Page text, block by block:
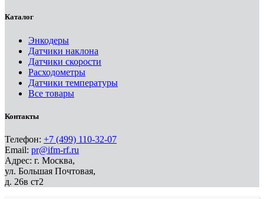
Каталог
Энкодеры
Датчики наклона
Датчики скорости
Расходометры
Датчики температуры
Все товары
Контакты
Телефон: +7 (499) 110-32-07
Email: pr@ifm-rf.ru
Адрес: г. Москва,
ул. Большая Почтовая,
д. 26в ст2